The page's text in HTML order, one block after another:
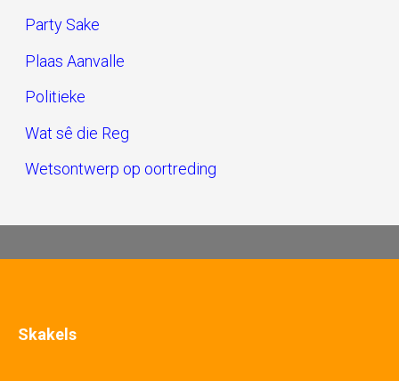
Party Sake
Plaas Aanvalle
Politieke
Wat sê die Reg
Wetsontwerp op oortreding
Skakels